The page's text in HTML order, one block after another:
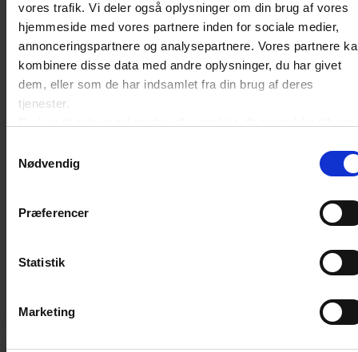
vores trafik. Vi deler også oplysninger om din brug af vores
hjemmeside med vores partnere inden for sociale medier,
annonceringspartnere og analysepartnere. Vores partnere
kombinere disse data med andre oplysninger, du har givet
dem, eller som de har indsamlet fra din brug af deres
tjenester.
websitet.
Nødvendig
Præferencer
Statistik
Marketing
Transportoverenskomsten
Dansk Erhverv Arbejdsgiver og DTL-A afholder nu igen
kursus om Transportoverenskomsten.
FÅ PLADSER TILBAGE
Ikke-medlemmer 1.495kr.
kr.
Ekskl. moms